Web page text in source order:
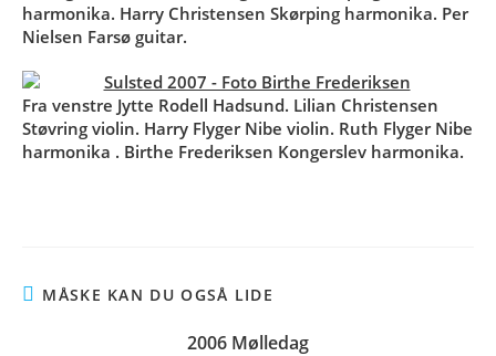
harmonika. Harry Christensen Skørping harmonika. Per
Nielsen Farsø guitar.
Fra venstre Jytte Rodell Hadsund. Lilian Christensen
Støvring violin. Harry Flyger Nibe violin. Ruth Flyger Nibe
harmonika . Birthe Frederiksen Kongerslev harmonika.
MÅSKE KAN DU OGSÅ LIDE
2006 Mølledag